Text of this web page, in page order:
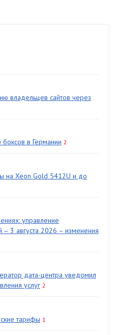
владельцев сайтов через
в Германии 2
на Xeon Gold 5412U и до
управление
– 3 августа 2026 – изменения
дата-центра уведомил
услуг 2
тарифы 1